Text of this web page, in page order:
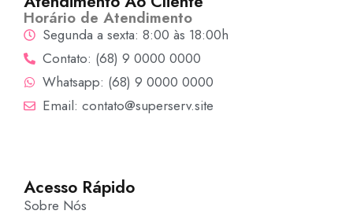
Horário de Atendimento
Segunda a sexta: 8:00 às 18:00h
Contato: (68) 9 0000 0000
Whatsapp: (68) 9 0000 0000
Email: contato@superserv.site
Acesso Rápido
Sobre Nós